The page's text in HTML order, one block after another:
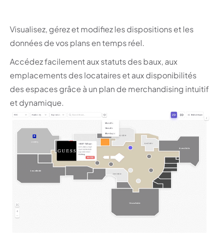
Visualisez, gérez et modifiez les dispositions et les
données de vos plans en temps réel.
Accédez facilement aux statuts des baux, aux
emplacements des locataires et aux disponibilités
des espaces grâce à un plan de merchandising intuitif
et dynamique.